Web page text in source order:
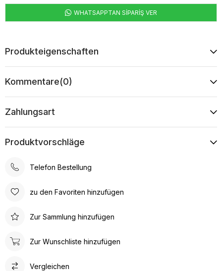
WHATSAPPTAN SİPARİŞ VER
Produkteigenschaften
Kommentare(0)
Zahlungsart
Produktvorschläge
Telefon Bestellung
zu den Favoriten hinzufügen
Zur Sammlung hinzufügen
Zur Wunschliste hinzufügen
Vergleichen